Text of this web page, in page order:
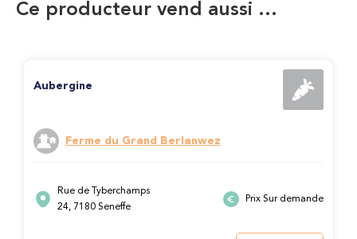
Ce producteur vend aussi …
Aubergine
Ferme du Grand Berlanwez
Rue de Tyberchamps
24, 7180 Seneffe
Prix Sur demande